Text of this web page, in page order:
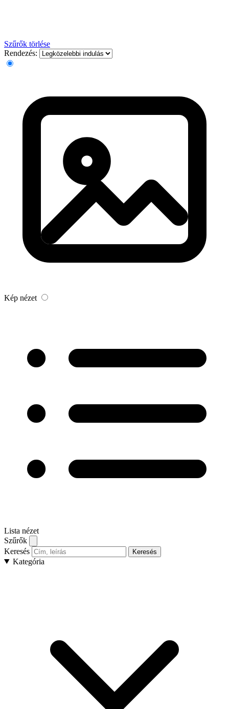
Szűrők törlése
Rendezés:
Kép nézet
Lista nézet
Szűrők
Keresés
Keresés
Kategória